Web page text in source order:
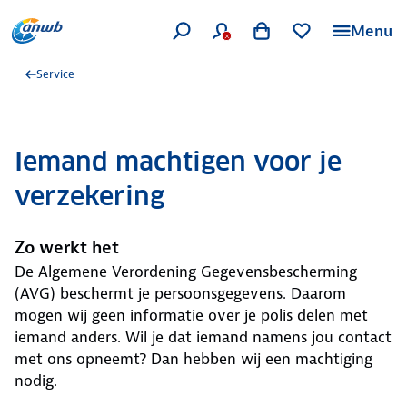
Menu
Service
Iemand machtigen voor je
verzekering
Zo werkt het
De Algemene Verordening Gegevensbescherming
(AVG) beschermt je persoonsgegevens. Daarom
mogen wij geen informatie over je polis delen met
iemand anders. Wil je dat iemand namens jou contact
met ons opneemt? Dan hebben wij een machtiging
nodig.